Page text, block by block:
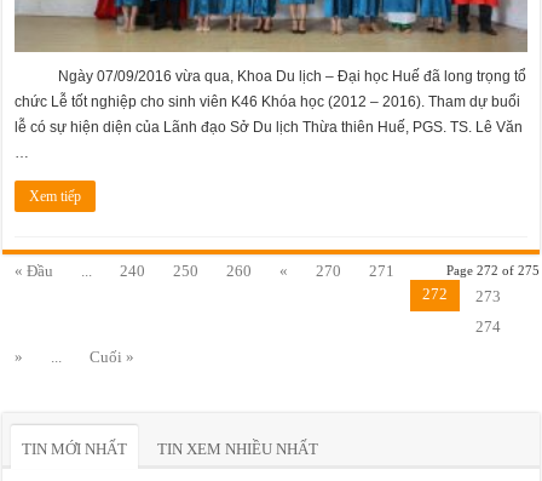
Ngày 07/09/2016 vừa qua, Khoa Du lịch – Đại học Huế đã long trọng tổ
chức Lễ tốt nghiệp cho sinh viên K46 Khóa học (2012 – 2016). Tham dự buổi
lễ có sự hiện diện của Lãnh đạo Sở Du lịch Thừa thiên Huế, PGS. TS. Lê Văn
Xem tiếp
Page 272 of 275
« Đầu 240 250 260 « 270
271
272
273
274
»
Cuối »
TIN MỚI NHẤT TIN XEM NHIỀU NHẤT